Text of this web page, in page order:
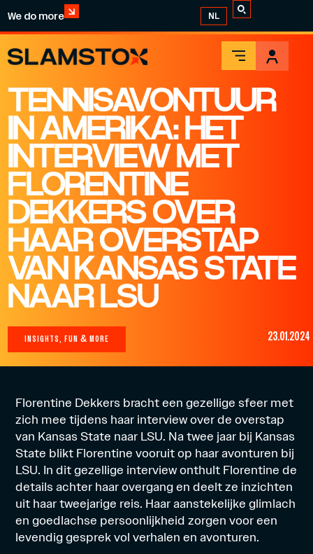
We do more NL
TENNISAVONTUUR
IN AMERIKA: HET
INTERVIEW MET
FLORENTINE
DEKKERS OVER
HAAR OVERSTAP
VAN KANSAS STATE
NAAR LSU
INSIGHTS, FUN & MORE 23.01.2024
Florentine Dekkers bracht een gezellige sfeer met
zich mee tijdens haar interview over de overstap
van Kansas State naar LSU. Na twee jaar bij Kansas
State blikt Florentine vooruit op haar avonturen bij
LSU. In dit gezellige interview onthult Florentine de
details achter haar overgang en deelt ze inzichten
uit haar tweejarige reis. Haar aanstekelijke glimlach
en goedlachse persoonlijkheid zorgen voor een
levendig gesprek vol verhalen en avonturen.